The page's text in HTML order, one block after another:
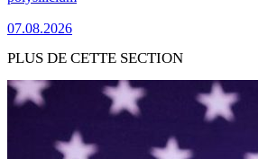
07.08.2026
PLUS DE CETTE SECTION